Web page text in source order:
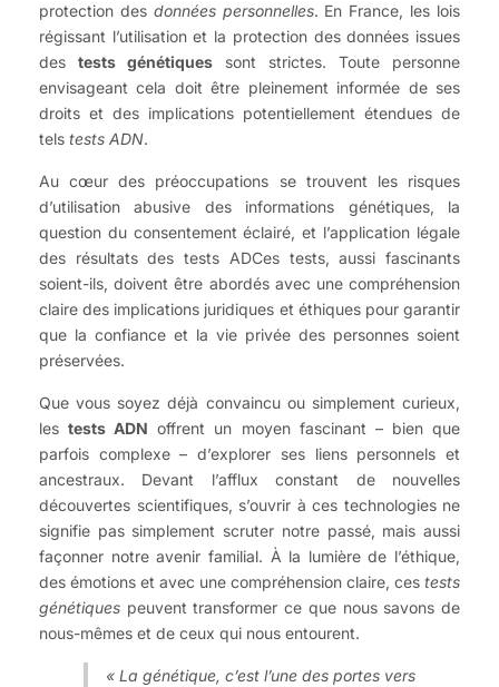
protection des données personnelles. En France, les lois
régissant l’utilisation et la protection des données issues
des tests génétiques sont strictes. Toute personne
envisageant cela doit être pleinement informée de ses
droits et des implications potentiellement étendues de
tels tests ADN.
Au cœur des préoccupations se trouvent les risques
d’utilisation abusive des informations génétiques, la
question du consentement éclairé, et l’application légale
des résultats des tests ADCes tests, aussi fascinants
soient-ils, doivent être abordés avec une compréhension
claire des implications juridiques et éthiques pour garantir
que la confiance et la vie privée des personnes soient
préservées.
Que vous soyez déjà convaincu ou simplement curieux,
lestests ADN offrent un moyen fascinant – bien que
parfois complexe – d’explorer ses liens personnels et
ancestraux. Devant l’afflux constant de nouvelles
découvertes scientifiques, s’ouvrir à ces technologies ne
signifie pas simplement scruter notre passé, mais aussi
façonner notre avenir familial. À la lumière de l’éthique,
des émotions et avec une compréhension claire, ces tests
génétiques peuvent transformer ce que nous savons de
nous-mêmes et de ceux qui nous entourent.
« La génétique, c’est l’une des portes vers